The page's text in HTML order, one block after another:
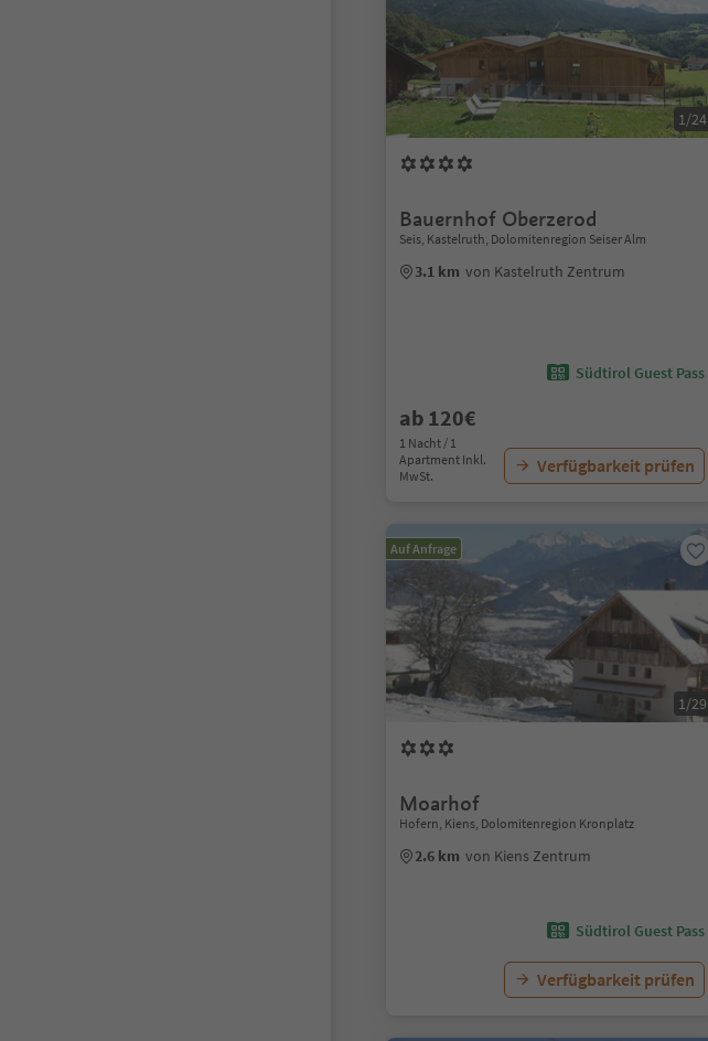
1/24
Bauernhof Oberzerod
Seis, Kastelruth, Dolomitenregion Seiser Alm
3.1 km von Kastelruth Zentrum
Südtirol Guest Pass
ab 120€
1 Nacht / 1
Apartment Inkl.
MwSt.
Verfügbarkeit prüfen
Auf Anfrage
1/29
Moarhof
Hofern, Kiens, Dolomitenregion Kronplatz
2.6 km von Kiens Zentrum
Südtirol Guest Pass
Verfügbarkeit prüfen